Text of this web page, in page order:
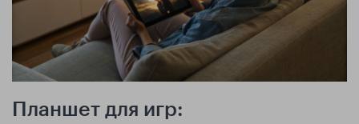
Планшет для игр: